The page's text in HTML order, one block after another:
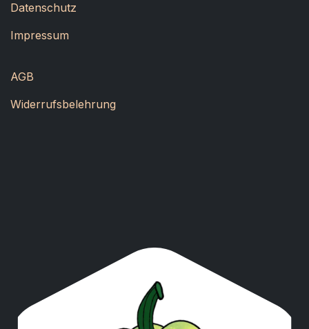
Datenschutz
Impressum
AGB
Widerrufsbelehrung